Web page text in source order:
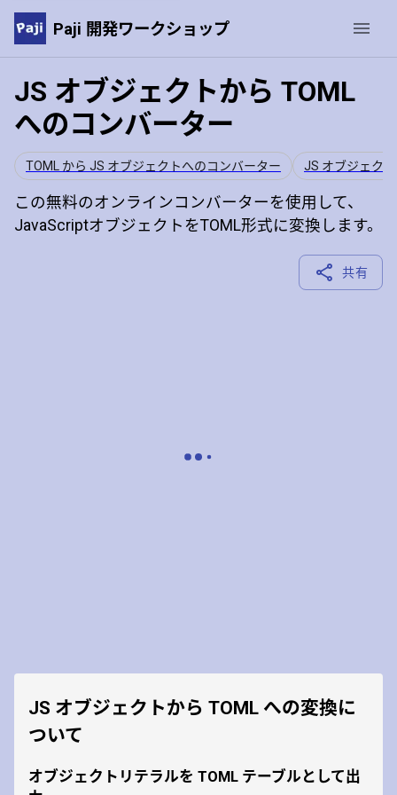
Paji 開発ワークショップ
JS オブジェクトから TOML
へのコンバーター
TOML から JS オブジェクトへのコンバーター JS オブジェク
この無料のオンラインコンバーターを使用して、
JavaScriptオブジェクトをTOML形式に変換します。
共有
JS オブジェクトから TOML への変換に
ついて
オブジェクトリテラルを TOML テーブルとして出